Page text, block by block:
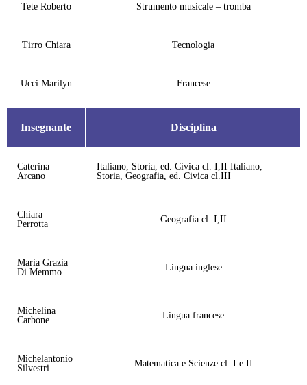
Tete Roberto Strumento musicale – tromba
Tirro Chiara Tecnologia
Ucci Marilyn Francese
Insegnante Disciplina
Caterina
Arcano
Italiano, Storia, ed. Civica cl. I,II Italiano,
Storia, Geografia, ed. Civica cl.III
Chiara
Perrotta
Geografia cl. I,II
Maria Grazia
Di Memmo
Lingua inglese
Michelina
Carbone
Lingua francese
Michelantonio
Silvestri
Matematica e Scienze cl. I e II